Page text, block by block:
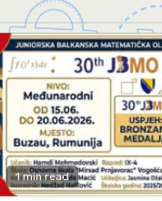
1 min read